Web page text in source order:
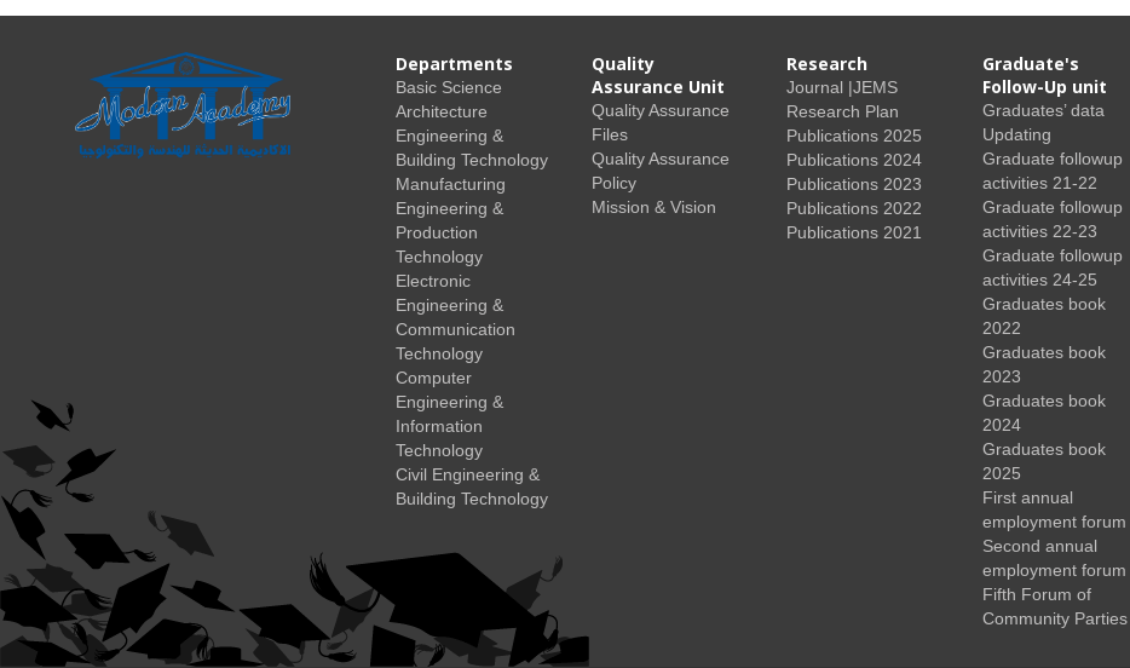
Departments
Basic Science
Architecture
Engineering &
Building Technology
Manufacturing
Engineering &
Production
Technology
Electronic
Engineering &
Communication
Technology
Computer
Engineering &
Information
Technology
Civil Engineering &
Building Technology
Quality
Assurance Unit
Quality Assurance
Files
Quality Assurance
Policy
Mission & Vision
Research
Journal |JEMS
Research Plan
Publications 2025
Publications 2024
Publications 2023
Publications 2022
Publications 2021
Graduate's
Follow-Up unit
Graduates’ data
Updating
Graduate followup
activities 21-22
Graduate followup
activities 22-23
Graduate followup
activities 24-25
Graduates book
2022
Graduates book
2023
Graduates book
2024
Graduates book
2025
First annual
employment forum
Second annual
employment forum
Fifth Forum of
Community Parties